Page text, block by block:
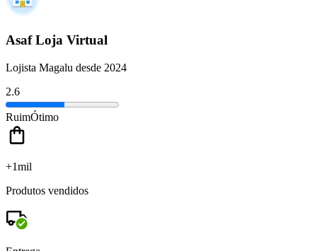
Asaf Loja Virtual
Lojista Magalu desde 2024
2.6
RuimÓtimo
+1mil
Produtos vendidos